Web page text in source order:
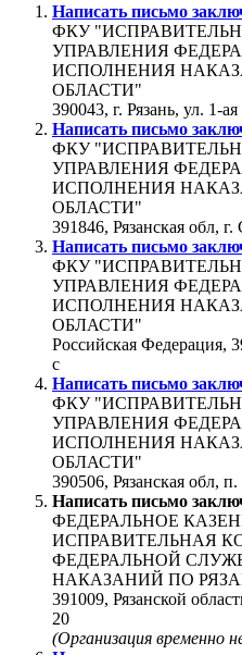
Написать письмо
ФКУ
УПРАВЛЕНИЯ
ИСПОЛНЕНИЯ
ОБЛАСТИ"
390043, г. Рязань, ул. 1-
Написать письмо
ФКУ
УПРАВЛЕНИЯ
ИСПОЛНЕНИЯ
ОБЛАСТИ"
391846, Рязанская обл,
Написать письмо
ФКУ
УПРАВЛЕНИЯ
ИСПОЛНЕНИЯ
ОБЛАСТИ"
Российская Федерация,
с
Написать письмо
ФКУ
УПРАВЛЕНИЯ
ИСПОЛНЕНИЯ
ОБЛАСТИ"
390506, Рязанская обл,
Написать письмо
ФЕДЕРАЛЬНОЕ
ИСПРАВИТЕЛЬНАЯ
ФЕДЕРАЛЬНОЙ
НАКАЗАНИЙ ПО
391009, Рязанской
20
(Организация временно